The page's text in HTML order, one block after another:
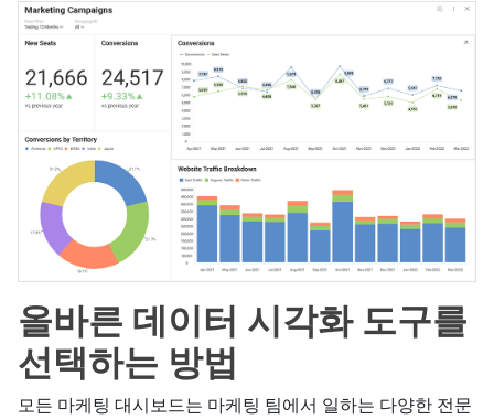
올바른 데이터 시각화 도구를
선택하는 방법
모든 마케팅 대시보드는 마케팅 팀에서 일하는 다양한 전문